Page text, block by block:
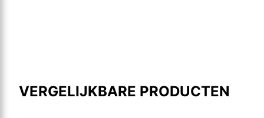
VERGELIJKBARE PRODUCTEN